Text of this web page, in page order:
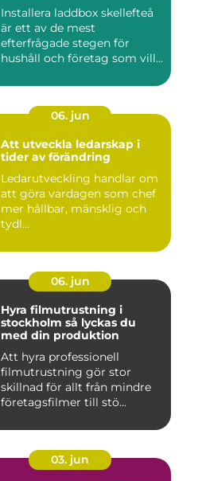
Installera laddbox skellefteå
är ett av de mest
efterfrågade stegen för
hushåll och företag som vill...
06. jun
Att utveckla ledarskap i
tider av förändring
Ledarutveckling handlar om
att göra vardagen som chef
mer hållbar, mänsklig och
tydl...
06. jun
Hyra filmutrustning i
stockholm så lyckas du
med din produktion
Att hyra professionell
filmutrustning gör stor
skillnad för allt från mindre
företagsfilmer till stö...
03. jun